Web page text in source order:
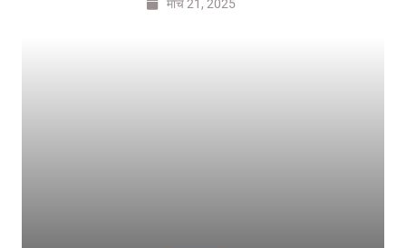
मार्च 21, 2025